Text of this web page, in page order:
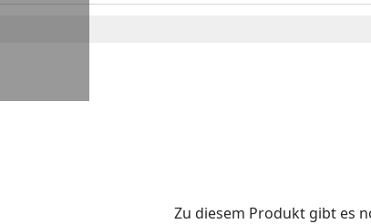
Zu diesem Produkt gibt es